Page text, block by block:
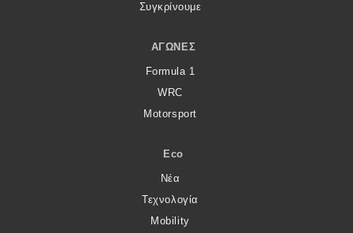
Συγκρίνουμε
ΑΓΏΝΕΣ
Formula 1
WRC
Motorsport
Eco
Νέα
Τεχνολογία
Mobility